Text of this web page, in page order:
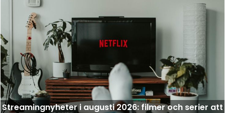
Streamingnyheter i augusti 2026: filmer och serier att